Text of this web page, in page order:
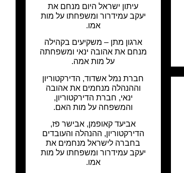
עיתון ישראל היום מנחם את
יעקב עמידרור ומשפחתו על מות
אמו.
ארגון מתן – משקיעים בקהילה
מנחם את אהובה ינאי ומשפחתה
על מות אמה.
חברת נמל אשדוד, הדירקטוריון
וההנהלה מנחמים את אהובה
ינאי, חברת הדירקטוריון,
והמשפחה על מות האם.
אביעד קאופמן, אבישר פז,
הדירקטוריון, ההנהלה והעובדים
בחברה לישראל מנחמים את
יעקב עמידרור ומשפחתו על מות
אמו.